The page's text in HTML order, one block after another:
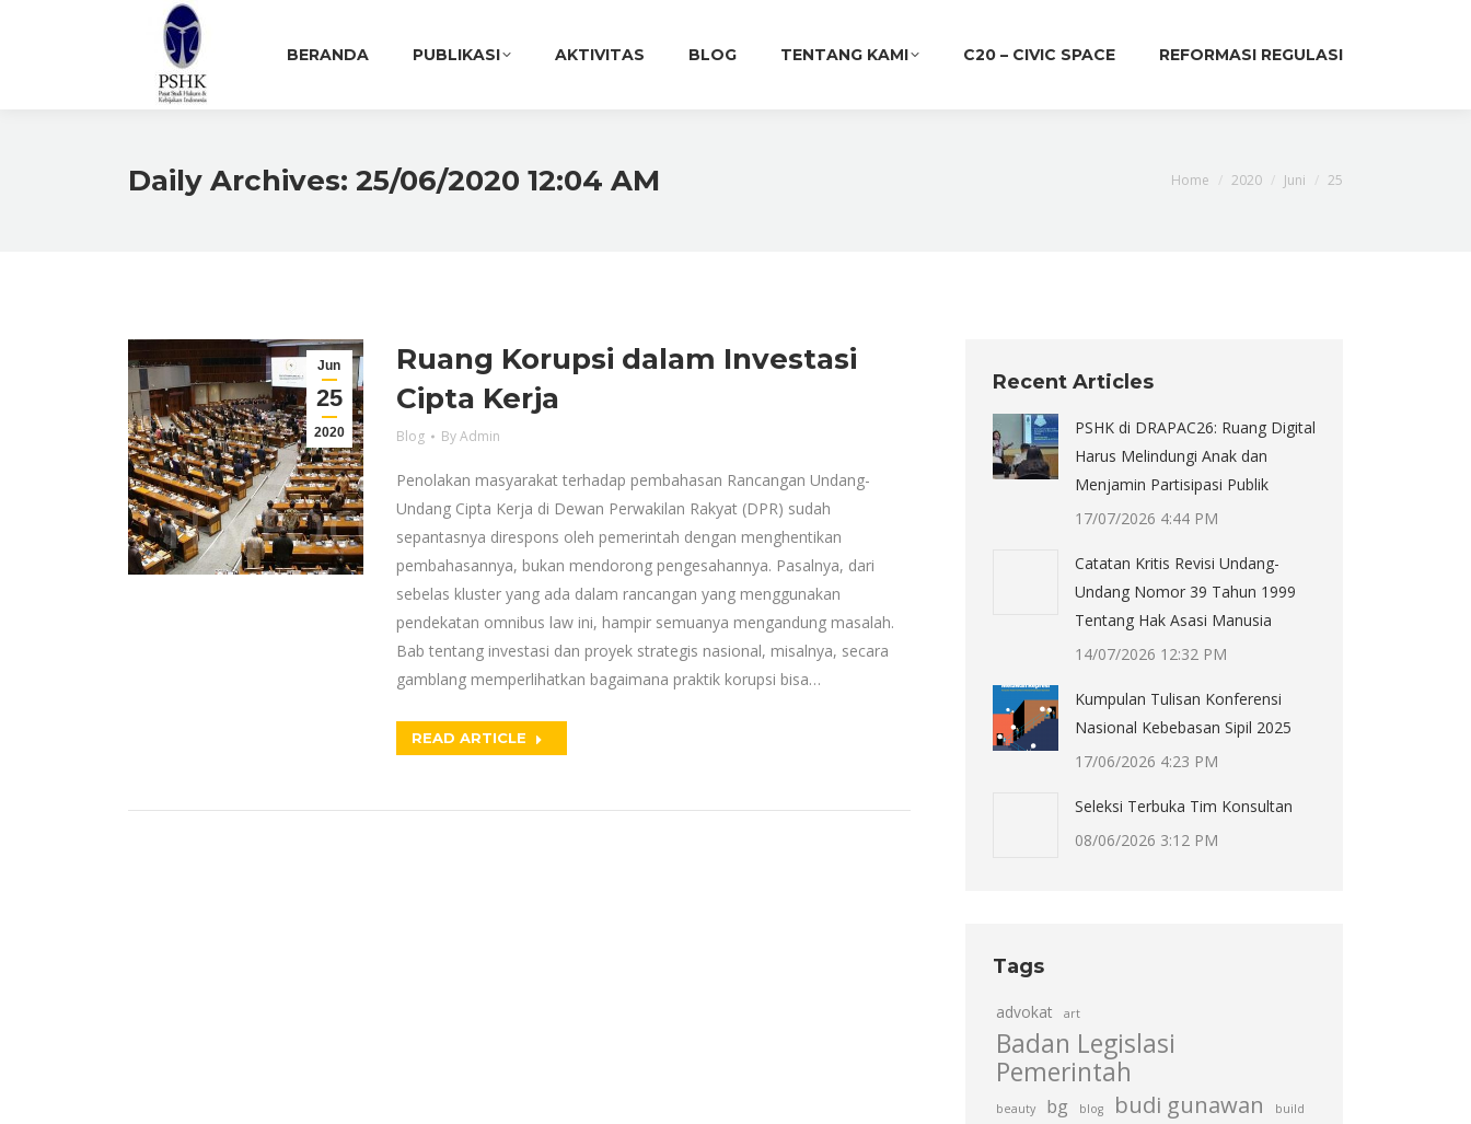
BERANDA PUBLIKASI AKTIVITAS BLOG TENTANG KAMI C20 – CIVIC SPACE REFORMASI REGULASI
Daily Archives: 25/06/2020 12:04 AM You are here:
Home 2020 Juni 25
Jun
25
2020
Ruang Korupsi dalam Investasi
Cipta Kerja
Blog ByAdmin
Penolakan masyarakat terhadap pembahasan Rancangan Undang-
Undang Cipta Kerja di Dewan Perwakilan Rakyat (DPR) sudah
sepantasnya direspons oleh pemerintah dengan menghentikan
pembahasannya, bukan mendorong pengesahannya. Pasalnya, dari
sebelas kluster yang ada dalam rancangan yang menggunakan
pendekatan omnibus law ini, hampir semuanya mengandung masalah.
Bab tentang investasi dan proyek strategis nasional, misalnya, secara
gamblang memperlihatkan bagaimana praktik korupsi bisa…
READ ARTICLE
Recent Articles
PSHK di DRAPAC26: Ruang Digital
Harus Melindungi Anak dan
Menjamin Partisipasi Publik
17/07/2026 4:44 PM
Catatan Kritis Revisi Undang-
Undang Nomor 39 Tahun 1999
Tentang Hak Asasi Manusia
14/07/2026 12:32 PM
Kumpulan Tulisan Konferensi
Nasional Kebebasan Sipil 2025
17/06/2026 4:23 PM
Seleksi Terbuka Tim Konsultan
08/06/2026 3:12 PM
Tags
advokat art
Badan Legislasi
Pemerintah
beauty bg blog budi gunawan build